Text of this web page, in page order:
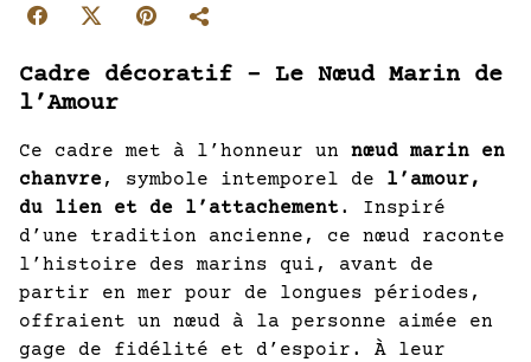
Cadre décoratif – Le Nœud Marin de
l’Amour
Ce cadre met à l’honneur un nœud marin en
chanvre, symbole intemporel de l’amour,
du lien et de l’attachement. Inspiré
d’une tradition ancienne, ce nœud raconte
l’histoire des marins qui, avant de
partir en mer pour de longues périodes,
offraient un nœud à la personne aimée en
gage de fidélité et d’espoir. À leur